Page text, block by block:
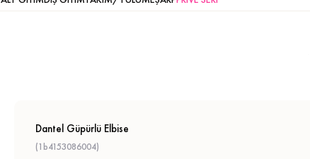
Dantel Güpürlü Elbise
(1b4153086004)